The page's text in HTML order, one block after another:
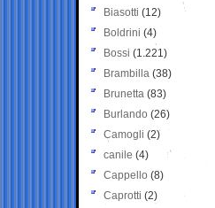
Biasotti (12)
Boldrini (4)
Bossi (1.221)
Brambilla (38)
Brunetta (83)
Burlando (26)
Camogli (2)
canile (4)
Cappello (8)
Caprotti (2)